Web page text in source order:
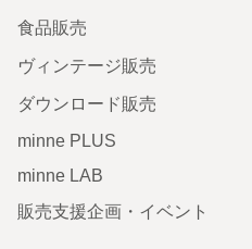
食品販売
ヴィンテージ販売
ダウンロード販売
minne PLUS
minne LAB
販売支援企画・イベント